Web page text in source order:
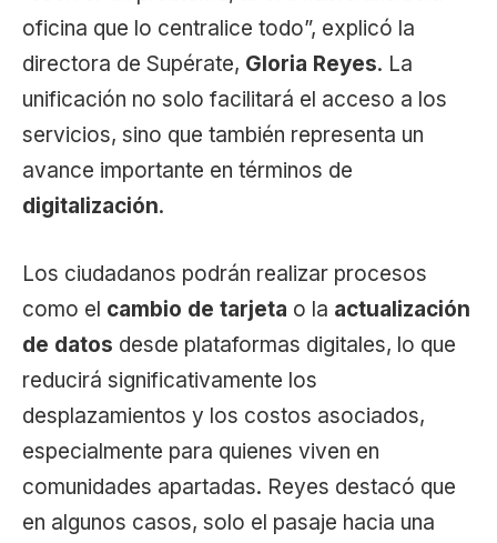
oficina que lo centralice todo”, explicó la
directora de Supérate, Gloria Reyes. La
unificación no solo facilitará el acceso a los
servicios, sino que también representa un
avance importante en términos de
digitalización.
Los ciudadanos podrán realizar procesos
como el cambio de tarjeta o la actualización
de datos desde plataformas digitales, lo que
reducirá significativamente los
desplazamientos y los costos asociados,
especialmente para quienes viven en
comunidades apartadas. Reyes destacó que
en algunos casos, solo el pasaje hacia una